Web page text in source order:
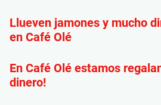
Llueven jamones y mucho
en Café Olé
En Café Olé estamos
dinero!